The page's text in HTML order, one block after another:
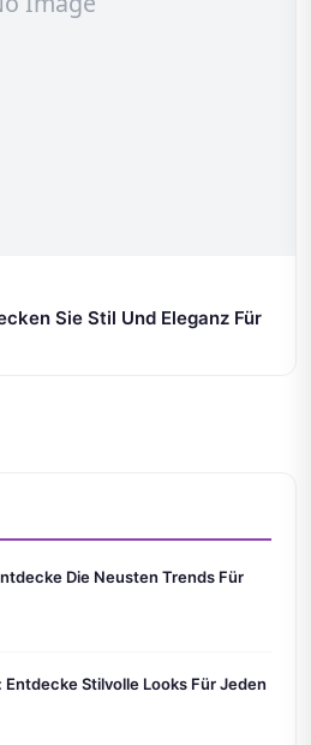
Sie Stil Und Eleganz Für
Die Neusten Trends Für
Entdecke Stilvolle Looks Für Jeden